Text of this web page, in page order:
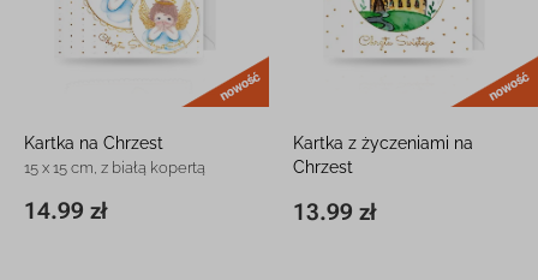
Kartka na Chrzest
15 x 15 cm, z białą kopertą
14.99 zł
15 x 15 cm
Kartka z życzeniami na
Chrzest
13.99 zł
15 x 15 cm